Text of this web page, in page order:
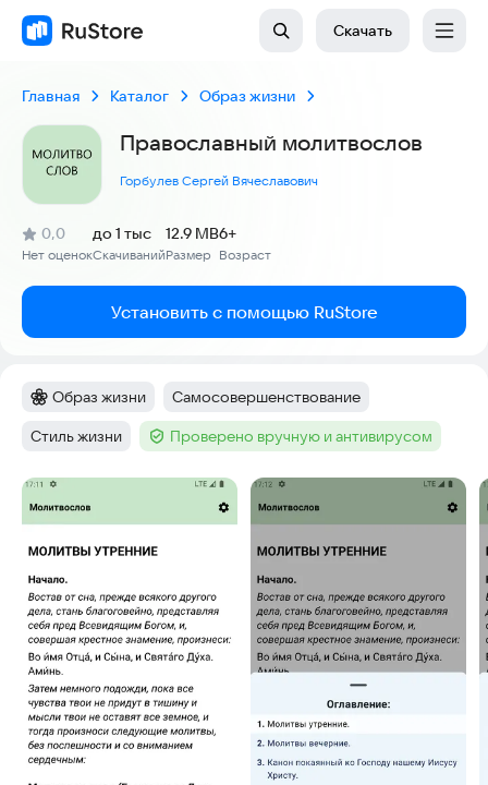
Скачать
Главная Каталог Образ жизни
Православный молитвослов
Горбулев Сергей Вячеславович
Рейтинг:
0,0
(
Нет оценок
)
Скачиваний
до 1 тыс
Размер
12.9 MB
Возраст
6+
Установить с помощью RuStore
Категория:
Образ жизни Тег:
Самосовершенствование
Тег:
Стиль жизни Тег :Проверено вручную и антивирусом
Скриншоты